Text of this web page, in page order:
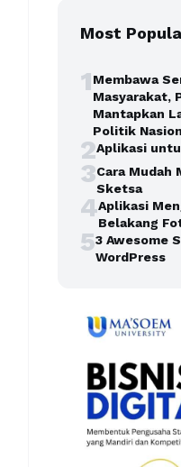
Most
1Membawa
Masyarakat,
Mantapkan
Politik
2Aplikasi
3Cara Mudah
Sketsa
4Aplikasi
Belakang
53 Awesome
WordPress